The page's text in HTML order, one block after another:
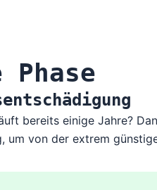
bereits einige Jahre?
von der extrem